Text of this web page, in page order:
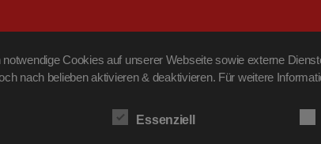
Cookies auf unserer Webseite sowie externe
nach belieben aktivieren & deaktivieren. Für weitere
Essenziell